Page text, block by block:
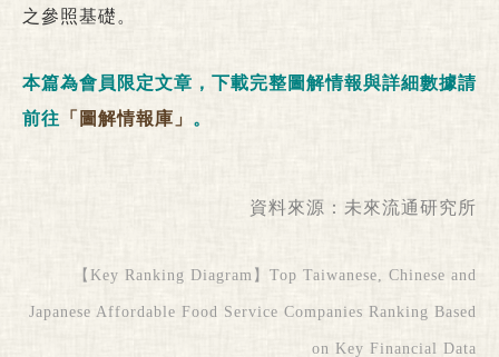
之參照基礎。
本篇為會員限定文章，下載完整圖解情報與詳細數據請
前往 「圖解情報庫」 。
資料來源： 未來流通研究所
【Key Ranking Diagram】Top Taiwanese, Chinese and
Japanese Affordable Food Service Companies Ranking Based
on Key Financial Data